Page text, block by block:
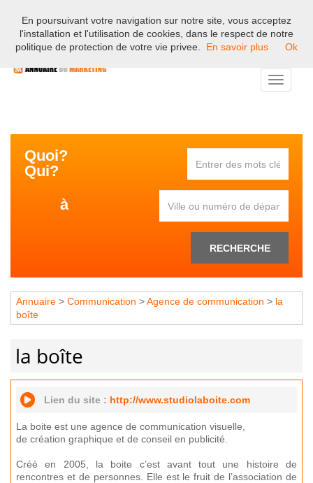
Bienvenue sur l'annuaire professionnel du marketing et de la
communication en France.
Toggle
Quoi?
Qui?
à
RECHERCHE
Annuaire > Communication >Agence de communication > la
boîte
la boîte
Lien du site : http://www.studiolaboite.com
La boite est une agence de communication visuelle,
de création graphique et de conseil en publicité.
Créé en 2005, la boite c’est avant tout une histoire de
rencontres et de personnes. Elle est le fruit de l’association de
En poursuivant votre navigation sur notre site, vous acceptez
l'installation et l'utilisation de cookies, dans le respect de notre
politique de protection de votre vie privee.
En savoir plus Ok